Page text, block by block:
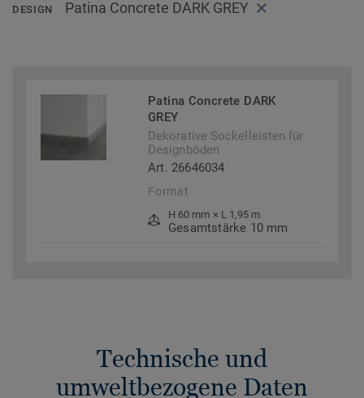
DESIGN Patina Concrete DARK GREY
Patina Concrete DARK
GREY
Dekorative Sockelleisten für
Designböden
Art. 26646034
Format
H 60 mm × L 1,95 m
Gesamtstärke 10 mm
Technische und
umweltbezogene Daten